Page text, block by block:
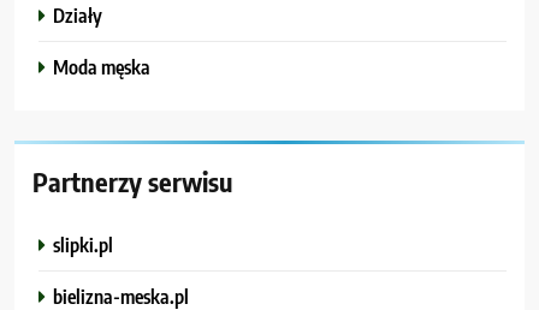
Działy
Moda męska
Partnerzy serwisu
slipki.pl
bielizna-meska.pl